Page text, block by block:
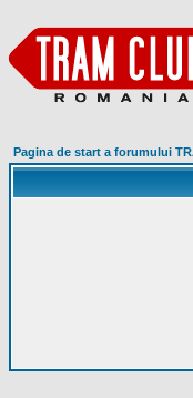
Pagina de start a forumului